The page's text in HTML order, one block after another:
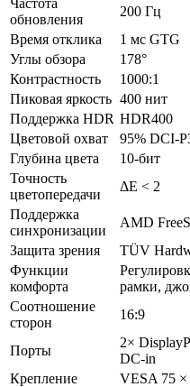
обновления
200 Гц
Время отклика
1 мс GTG
Углы обзора
178°
Контрастность
1000:1
Пиковая яркость 400 нит
Поддержка HDR HDR400
Цветовой охват
95% DCI-
Глубина цвета
10-бит
Точность
цветопередачи
ΔE < 2
Поддержка
синхронизации
AMD
Защита зрения
TÜV
Функции
комфорта
рамки,
Соотношение
сторон
16:9
Порты
2×
DC-in
Крепление
VESA 75